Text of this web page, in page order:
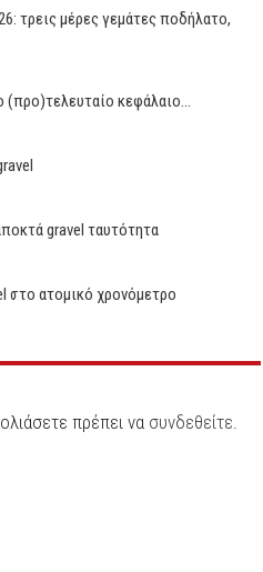
τρεις μέρες γεμάτες ποδήλατο,
(προ)τελευταίο κεφάλαιο…
gravel ταυτότητα
στο ατομικό χρονόμετρο
πρέπει να συνδεθείτε.